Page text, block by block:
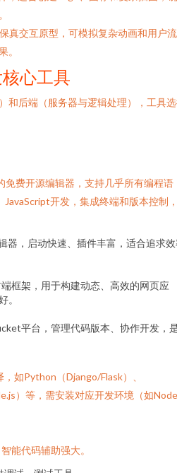
真交互原型，可模拟复杂动画和用户流
。
心工具
和后端（服务器与逻辑处理），工具
免费开源编辑器，支持几乎所有编程语
开发，集成终端和版本控制
器，启动快速、插件丰富，适合追求
端框架，用于构建动态、高效的网页应
。
平台，管理代码版本、协作开发，
，如Python（Django/Flask）、
）等，需安装对应开发环境（如
能代码辅助强大。